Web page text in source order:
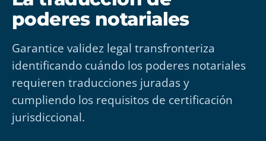
poderes notariales
Garantice validez legal transfronteriza
identificando cuándo los poderes notariales
requieren traducciones juradas y
cumpliendo los requisitos de certificación
jurisdiccional.